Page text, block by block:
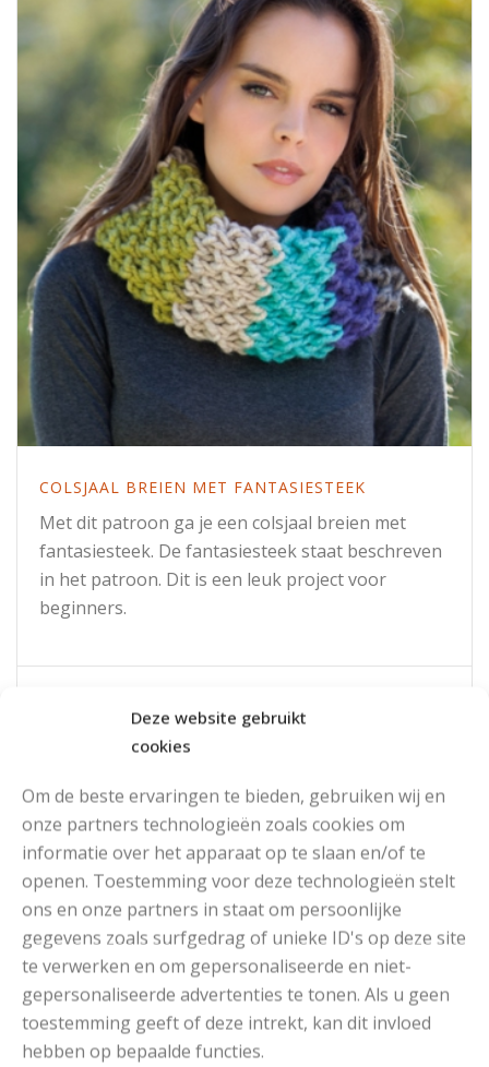
Deze website gebruikt
cookies
Om de beste ervaringen te bieden, gebruiken wij en
onze partners technologieën zoals cookies om
informatie over het apparaat op te slaan en/of te
openen. Toestemming voor deze technologieën stelt
ons en onze partners in staat om persoonlijke
gegevens zoals surfgedrag of unieke ID's op deze site
te verwerken en om gepersonaliseerde en niet-
gepersonaliseerde advertenties te tonen. Als u geen
toestemming geeft of deze intrekt, kan dit invloed
hebben op bepaalde functies.
COLSJAAL BREIEN MET FANTASIESTEEK
Met dit patroon ga je een colsjaal breien met
fantasiesteek. De fantasiesteek staat beschreven
in het patroon. Dit is een leuk project voor
beginners.